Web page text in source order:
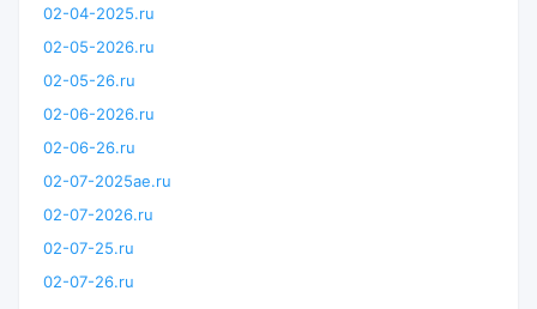
02-04-2025.ru
02-05-2026.ru
02-05-26.ru
02-06-2026.ru
02-06-26.ru
02-07-2025ae.ru
02-07-2026.ru
02-07-25.ru
02-07-26.ru